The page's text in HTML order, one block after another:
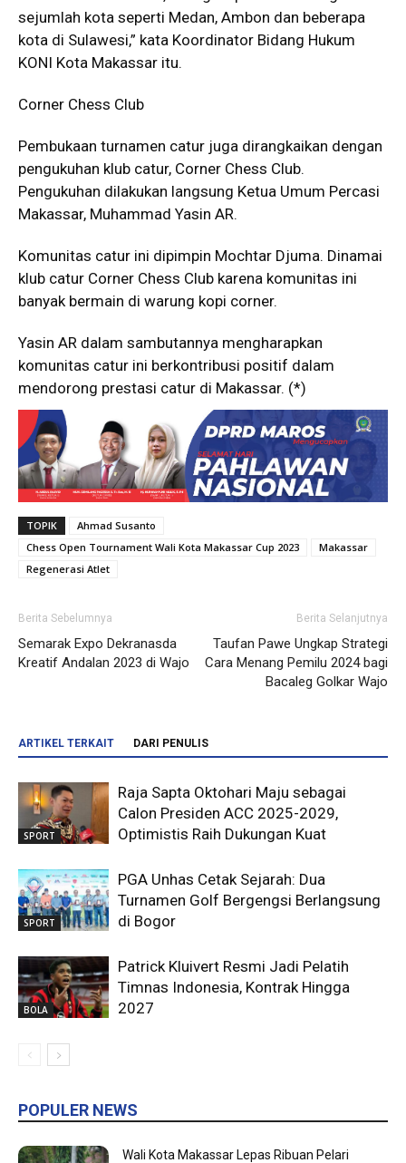
sejumlah kota seperti Medan, Ambon dan beberapa
kota di Sulawesi,” kata Koordinator Bidang Hukum
KONI Kota Makassar itu.
Corner Chess Club
Pembukaan turnamen catur juga dirangkaikan dengan
pengukuhan klub catur, Corner Chess Club.
Pengukuhan dilakukan langsung Ketua Umum Percasi
Makassar, Muhammad Yasin AR.
Komunitas catur ini dipimpin Mochtar Djuma. Dinamai
klub catur Corner Chess Club karena komunitas ini
banyak bermain di warung kopi corner.
Yasin AR dalam sambutannya mengharapkan
komunitas catur ini berkontribusi positif dalam
mendorong prestasi catur di Makassar. (*)
TOPIK
Ahmad Susanto
Chess Open Tournament Wali Kota Makassar Cup 2023
Makassar
Regenerasi Atlet
Berita Sebelumnya
Semarak Expo Dekranasda
Kreatif Andalan 2023 di Wajo
Berita Selanjutnya
Taufan Pawe Ungkap Strategi
Cara Menang Pemilu 2024 bagi
Bacaleg Golkar Wajo
ARTIKEL TERKAIT DARI PENULIS
SPORT
Raja Sapta Oktohari Maju sebagai
Calon Presiden ACC 2025-2029,
Optimistis Raih Dukungan Kuat
SPORT
PGA Unhas Cetak Sejarah: Dua
Turnamen Golf Bergengsi Berlangsung
di Bogor
BOLA
Patrick Kluivert Resmi Jadi Pelatih
Timnas Indonesia, Kontrak Hingga
2027
POPULER NEWS
Wali Kota Makassar Lepas Ribuan Pelari